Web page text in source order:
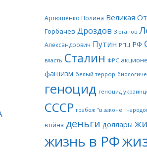
Артюшенко Полина Великая
Горбачев Дроздов Зюганов
Александрович Путин РПЦ РФ
власть Сталин ФРС
фашизм белый террор
геноцид геноцид
СССР грабеж "в законе"
война деньги доллары
жизнь в РФ